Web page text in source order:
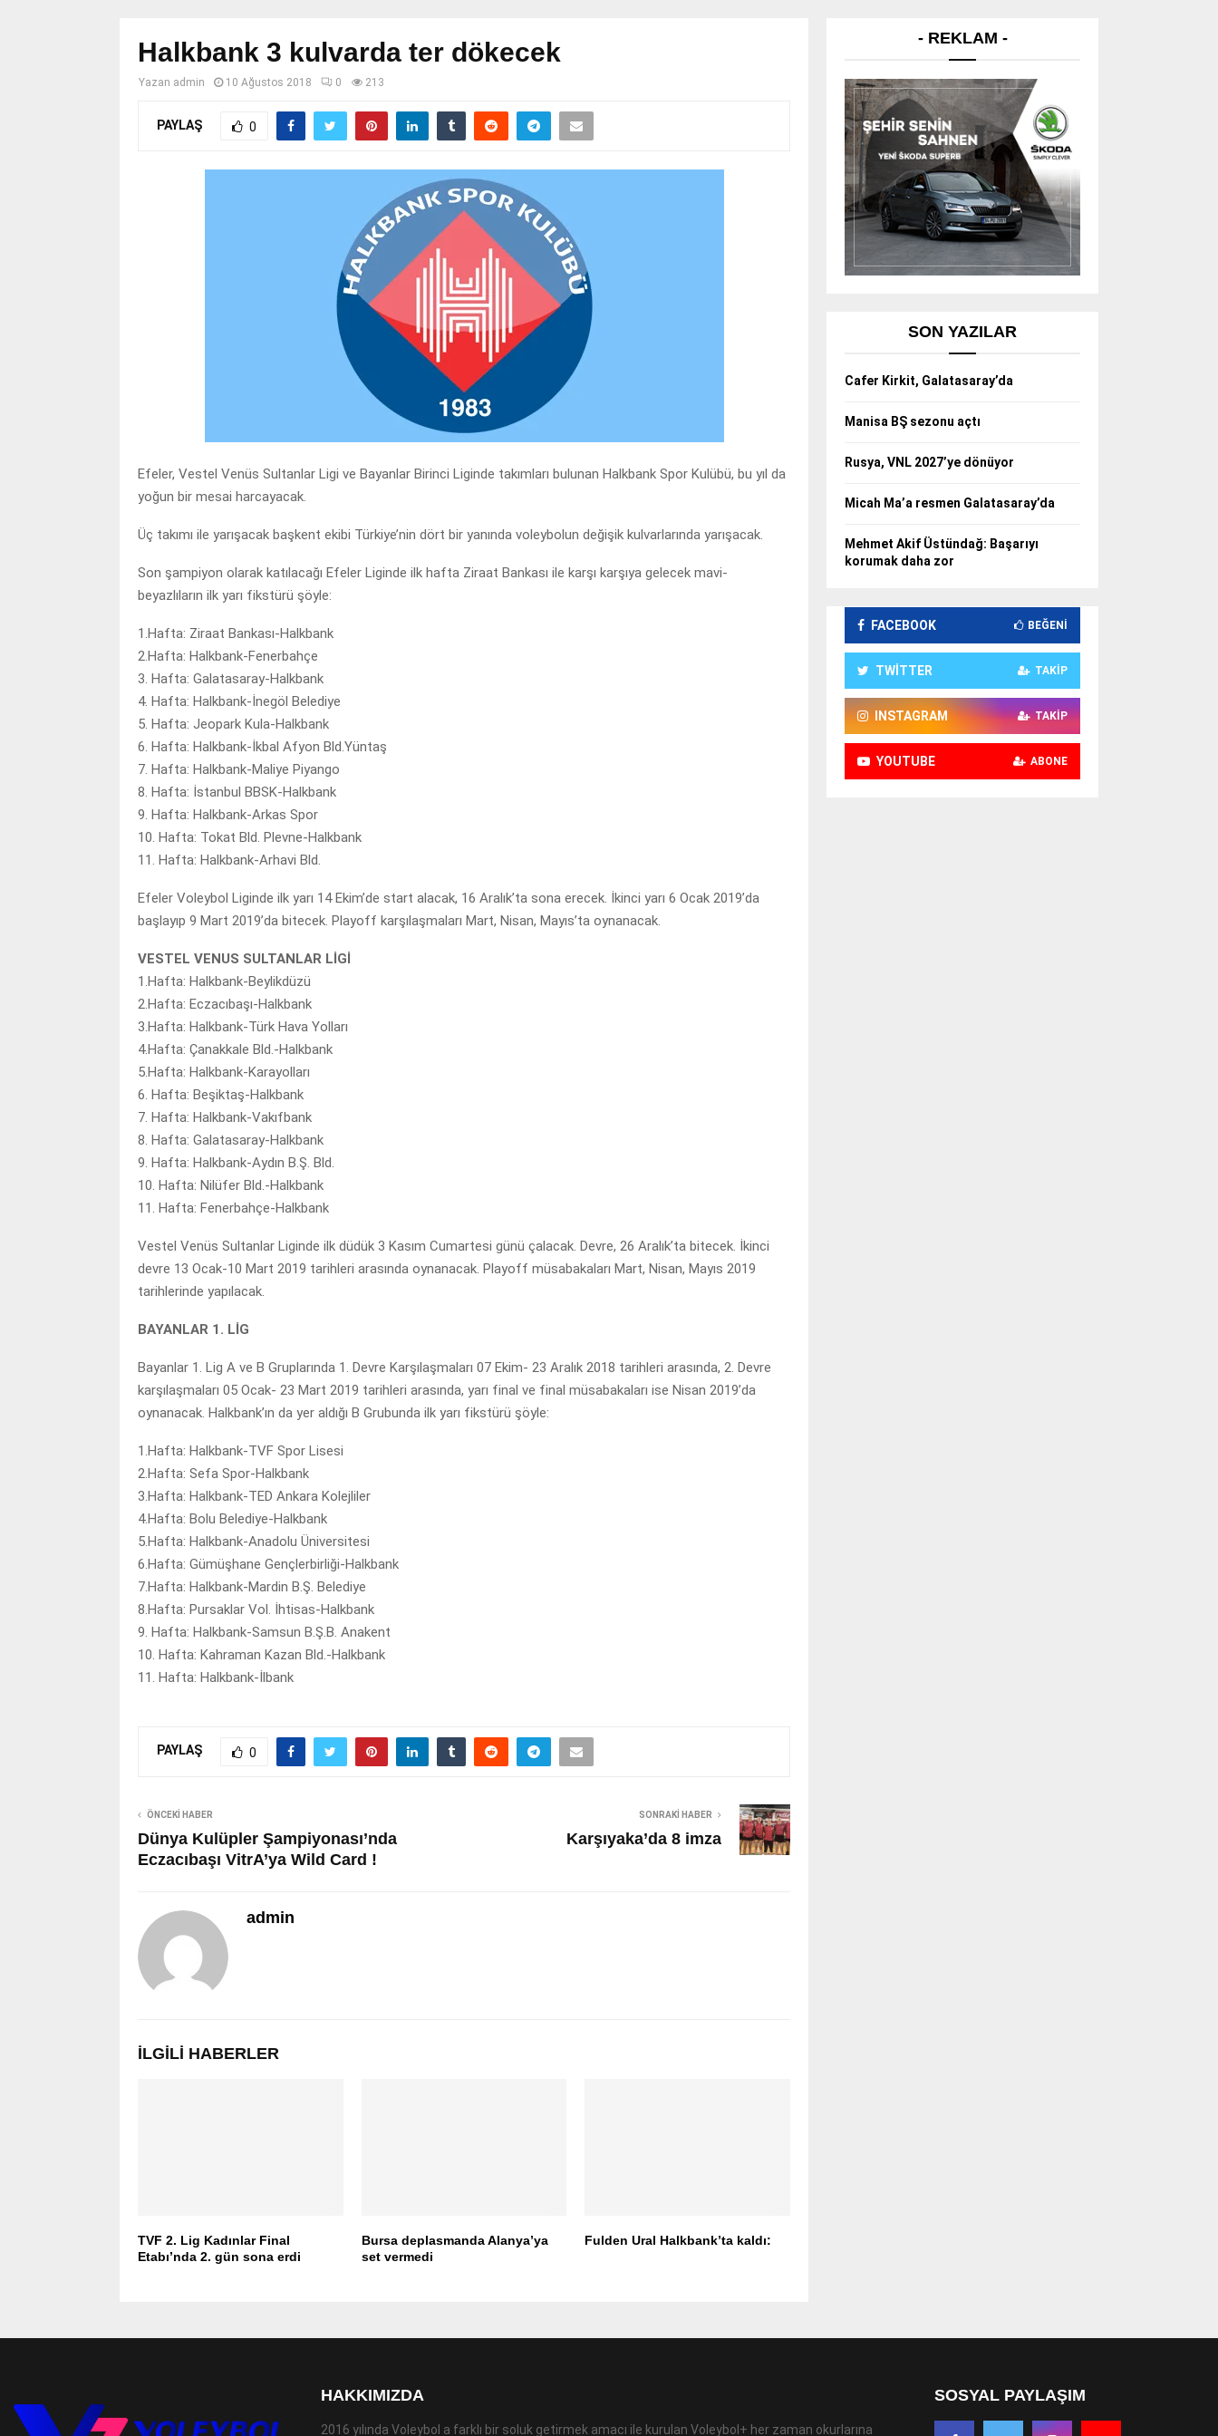
Halkbank 3 kulvarda ter dökecek
Yazan admin 10 Ağustos 2018 0 213
PAYLAŞ 0
Efeler, Vestel Venüs Sultanlar Ligi ve Bayanlar Birinci Liginde takımları bulunan Halkbank Spor Kulübü, bu yıl da
yoğun bir mesai harcayacak.
Üç takımı ile yarışacak başkent ekibi Türkiye’nin dört bir yanında voleybolun değişik kulvarlarında yarışacak.
Son şampiyon olarak katılacağı Efeler Liginde ilk hafta Ziraat Bankası ile karşı karşıya gelecek mavi-
beyazlıların ilk yarı fikstürü şöyle:
1.Hafta: Ziraat Bankası-Halkbank
2.Hafta: Halkbank-Fenerbahçe
3. Hafta: Galatasaray-Halkbank
4. Hafta: Halkbank-İnegöl Belediye
5. Hafta: Jeopark Kula-Halkbank
6. Hafta: Halkbank-İkbal Afyon Bld.Yüntaş
7. Hafta: Halkbank-Maliye Piyango
8. Hafta: İstanbul BBSK-Halkbank
9. Hafta: Halkbank-Arkas Spor
10. Hafta: Tokat Bld. Plevne-Halkbank
11. Hafta: Halkbank-Arhavi Bld.
Efeler Voleybol Liginde ilk yarı 14 Ekim’de start alacak, 16 Aralık’ta sona erecek. İkinci yarı 6 Ocak 2019’da
başlayıp 9 Mart 2019’da bitecek. Playoff karşılaşmaları Mart, Nisan, Mayıs’ta oynanacak.
VESTEL VENUS SULTANLAR LİGİ
1.Hafta: Halkbank-Beylikdüzü
2.Hafta: Eczacıbaşı-Halkbank
3.Hafta: Halkbank-Türk Hava Yolları
4.Hafta: Çanakkale Bld.-Halkbank
5.Hafta: Halkbank-Karayolları
6. Hafta: Beşiktaş-Halkbank
7. Hafta: Halkbank-Vakıfbank
8. Hafta: Galatasaray-Halkbank
9. Hafta: Halkbank-Aydın B.Ş. Bld.
10. Hafta: Nilüfer Bld.-Halkbank
11. Hafta: Fenerbahçe-Halkbank
Vestel Venüs Sultanlar Liginde ilk düdük 3 Kasım Cumartesi günü çalacak. Devre, 26 Aralık’ta bitecek. İkinci
devre 13 Ocak-10 Mart 2019 tarihleri arasında oynanacak. Playoff müsabakaları Mart, Nisan, Mayıs 2019
tarihlerinde yapılacak.
BAYANLAR 1. LİG
Bayanlar 1. Lig A ve B Gruplarında 1. Devre Karşılaşmaları 07 Ekim- 23 Aralık 2018 tarihleri arasında, 2. Devre
karşılaşmaları 05 Ocak- 23 Mart 2019 tarihleri arasında, yarı final ve final müsabakaları ise Nisan 2019’da
oynanacak. Halkbank’ın da yer aldığı B Grubunda ilk yarı fikstürü şöyle:
1.Hafta: Halkbank-TVF Spor Lisesi
2.Hafta: Sefa Spor-Halkbank
3.Hafta: Halkbank-TED Ankara Kolejliler
4.Hafta: Bolu Belediye-Halkbank
5.Hafta: Halkbank-Anadolu Üniversitesi
6.Hafta: Gümüşhane Gençlerbirliği-Halkbank
7.Hafta: Halkbank-Mardin B.Ş. Belediye
8.Hafta: Pursaklar Vol. İhtisas-Halkbank
9. Hafta: Halkbank-Samsun B.Ş.B. Anakent
10. Hafta: Kahraman Kazan Bld.-Halkbank
11. Hafta: Halkbank-İlbank
PAYLAŞ 0
ÖNCEKI HABER
Dünya Kulüpler Şampiyonası’nda
Eczacıbaşı VitrA’ya Wild Card !
SONRAKI HABER
Karşıyaka’da 8 imza
admin
İLGILI HABERLER
TVF 2. Lig Kadınlar Final
Etabı’nda 2. gün sona erdi
Bursa deplasmanda Alanya’ya
set vermedi
Fulden Ural Halkbank’ta kaldı:
- REKLAM -
SON YAZILAR
Cafer Kirkit, Galatasaray’da
Manisa BŞ sezonu açtı
Rusya, VNL 2027’ye dönüyor
Micah Ma’a resmen Galatasaray’da
Mehmet Akif Üstündağ: Başarıyı
korumak daha zor
FACEBOOK BEĞENI
TWITTER TAKIP
INSTAGRAM TAKIP
YOUTUBE ABONE
HAKKIMIZDA
2016 yılında Voleybol a farklı bir soluk getirmek amacı ile kurulan Voleybol+ her zaman okurlarına
SOSYAL PAYLAŞIM